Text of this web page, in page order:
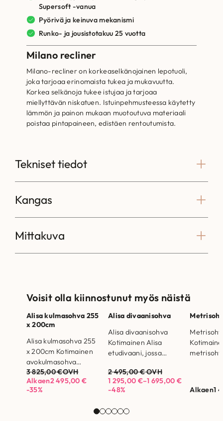
Supersoft -vanua
Pyörivä ja keinuva mekanismi
Runko- ja jousistotakuu 25 vuotta
Milano recliner
Milano-recliner on korkeaselkänojainen lepotuoli,
joka tarjoaa erinomaista tukea ja mukavuutta.
Korkea selkänoja tukee istujaa ja tarjoaa
miellyttävän niskatuen. Istuinpehmusteessa käytetty
lämmön ja painon mukaan muotoutuva materiaali
poistaa pintapaineen, edistäen rentoutumista.
Tekniset tiedot
Kangas
Mittakuva
Voisit olla kiinnostunut myös näistä
Ale!
Alisa kulmasohva 255
x 200cm
Alisa kulmasohva 255
x 200cm Kotimainen
avokulmasohva
irrotettavilla istuin- ja
selkätyynyillä.
Runkorakenne on
3 825,00€OVH
Alkaen2 495,00€
-35%
Ale!
Alisa divaanisohva
Alisa divaanisohva
Kotimainen Alisa
etudivaani, jossa
vaihdettavissa
puolelta toiselle.
Runkorakenne on
massiivipuusta ja
2 495,00€OVH
1 295,00 €–1 695,00 €
-48%
tammesta
Alkaen1